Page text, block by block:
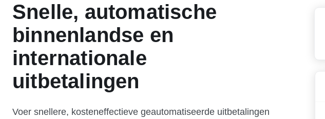
Snelle, automatische
binnenlandse en
internationale
uitbetalingen
Voer snellere, kosteneffectieve geautomatiseerde uitbetalingen